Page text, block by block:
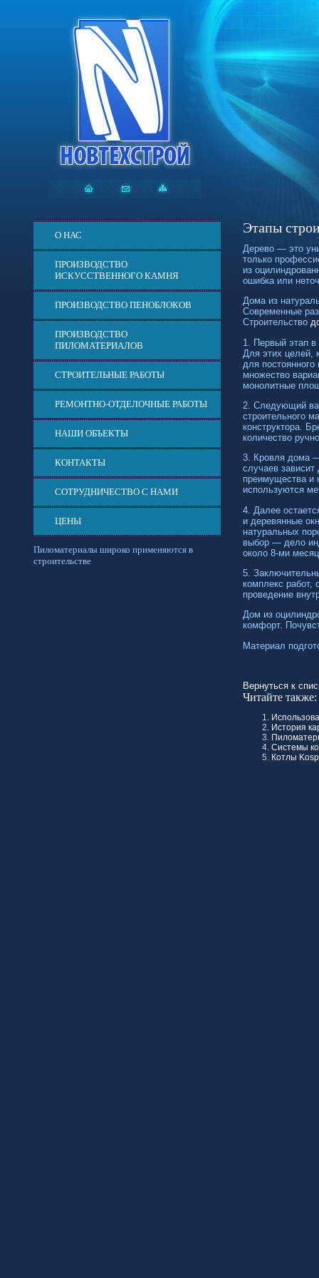
О НАС
ПРОИЗВОДСТВО
ИСКУССТВЕННОГО КАМНЯ
ПРОИЗВОДСТВО ПЕНОБЛОКОВ
ПРОИЗВОДСТВО
ПИЛОМАТЕРИАЛОВ
СТРОИТЕЛЬНЫЕ РАБОТЫ
РЕМОНТНО-ОТДЕЛОЧНЫЕ РАБОТЫ
НАШИ ОБЪЕКТЫ
КОНТАКТЫ
СОТРУДНИЧЕСТВО С НАМИ
ЦЕНЫ
Пиломатериалы широко применяются в
строительстве
Этапы
Дерево — это
только
из
ошибка или
Дома из
Современные
Строительство
1. Первый этап
Для этих целей,
для
множество
монолитные
2. Следующий
строительного
конструктора.
количество
3. Кровля дома
случаев
преимущества и
используются
4. Далее
и деревянные
натуральных
выбор — дело
около 8-ми
5.
комплекс работ,
проведение
Дом из
комфорт.
Материал
Вернуться к
Читайте также:
История
Системы
Котлы